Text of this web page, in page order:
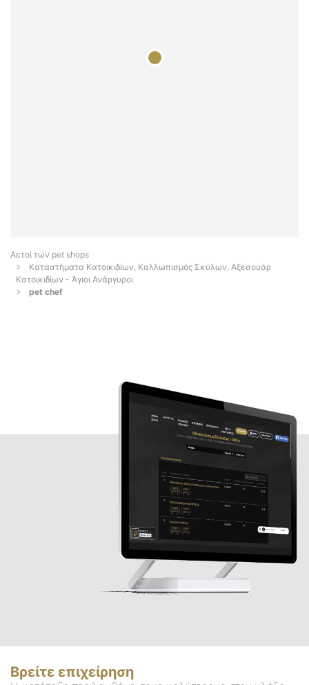
Αετοί των pet shops
Καταστήματα Κατοικιδίων, Καλλωπισμός Σκύλων, Αξεσουάρ
Κατοικιδίων - Άγιοι Ανάργυροι
pet chef
Βρείτε επιχείρηση